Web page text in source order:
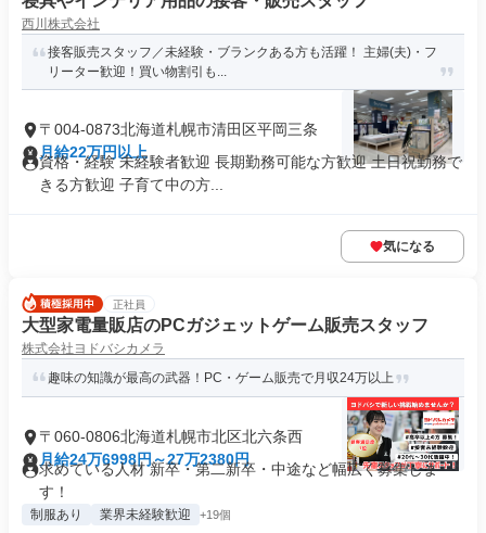
西川株式会社
接客販売スタッフ／未経験・ブランクある方も活躍！ 主婦(夫)・フ
リーター歓迎！買い物割引も...
〒004-0873北海道札幌市清田区平岡三条
月給22万円以上
資格・経験 未経験者歓迎 長期勤務可能な方歓迎 土日祝勤務で
きる方歓迎 子育て中の方...
気になる
正社員
大型家電量販店のPCガジェットゲーム販売スタッフ
株式会社ヨドバシカメラ
趣味の知識が最高の武器！PC・ゲーム販売で月収24万以上
〒060-0806北海道札幌市北区北六条西
月給24万6998円～27万2380円
求めている人材 新卒・第二新卒・中途など幅広く募集しま
す！
制服あり 業界未経験歓迎 +19個